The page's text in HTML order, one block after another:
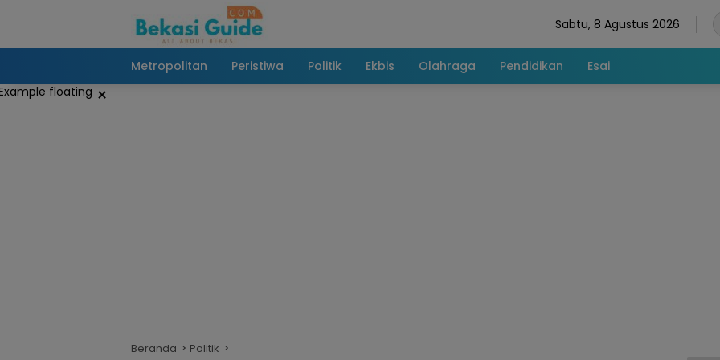
Sabtu, 8 Agustus 2026
Metropolitan Peristiwa Politik Ekbis Olahraga Pendidikan Esai
×
Beranda Politik